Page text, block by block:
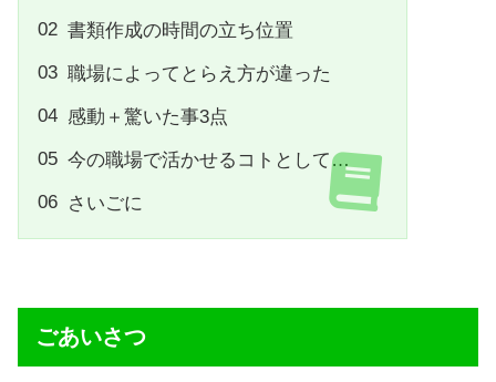
書類作成の時間の立ち位置
職場によってとらえ方が違った
感動＋驚いた事3点
今の職場で活かせるコトとして…
さいごに
ごあいさつ